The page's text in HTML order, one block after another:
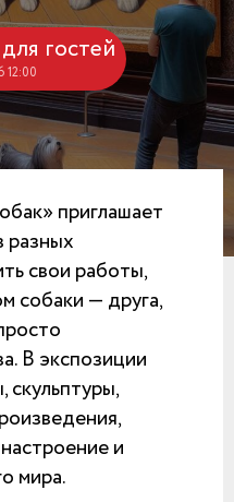
гостей
12:00
приглашает
разных
свои работы,
собаки — друга,
В экспозиции
скульптуры,
и
мира.